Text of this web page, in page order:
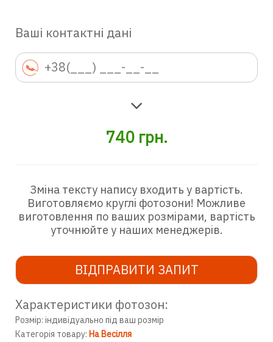
Ваші контактні дані
740 грн.
Зміна тексту напису входить у вартість.
Виготовляємо круглі фотозони! Можливе
виготовлення по ваших розмірами, вартість
уточнюйте у наших менеджерів.
ВІДПРАВИТИ ЗАПИТ
Характеристики фотозон:
Розмір: індивідуально під ваш розмір
Категорія товару: На Весілля